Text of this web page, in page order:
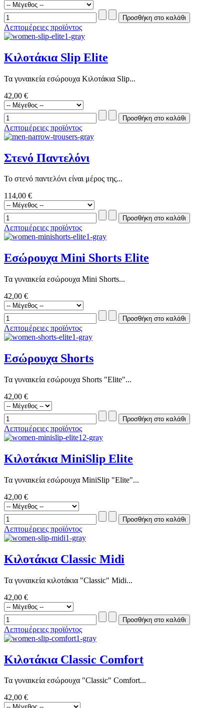
Λεπτομέρειες προϊόντος
Κιλοτάκια Slip Elite
Τα γυναικεία εσώρουχα Κιλοτάκια Slip...
42,00 €
Λεπτομέρειες προϊόντος
Στενό Παντελόνι
Το στενό παντελόνι είναι μέρος της...
114,00 €
Λεπτομέρειες προϊόντος
Εσώρουχα Mini Shorts Elite
Τα γυναικεία εσώρουχα Mini Shorts...
42,00 €
Λεπτομέρειες προϊόντος
Εσώρουχα Shorts
Τα γυναικεία εσώρουχα Shorts "Elite"...
42,00 €
Λεπτομέρειες προϊόντος
Κιλοτάκια MiniSlip Elite
Τα γυναικεία εσώρουχα MiniSlip "Elite"...
42,00 €
Λεπτομέρειες προϊόντος
Κιλοτάκια Classic Midi
Τα γυναικεία κιλοτάκια "Classic" Midi...
42,00 €
Λεπτομέρειες προϊόντος
Κιλοτάκια Classic Comfort
Τα γυναικεία εσώρουχα "Classic" Comfort...
42,00 €